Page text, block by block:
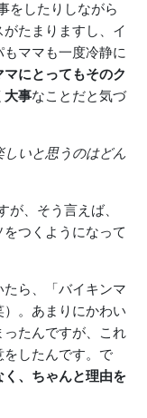
をしたりしながら
たまりますし、イ
ママも一度冷静に
マにとってもそのク
大事なことだと気づ
いと思うのはどん
が、そう言えば、
つくようになって
たら、「バイキンマ
。あまりにかわい
たんですが、これ
したんです。で
、ちゃんと理由を